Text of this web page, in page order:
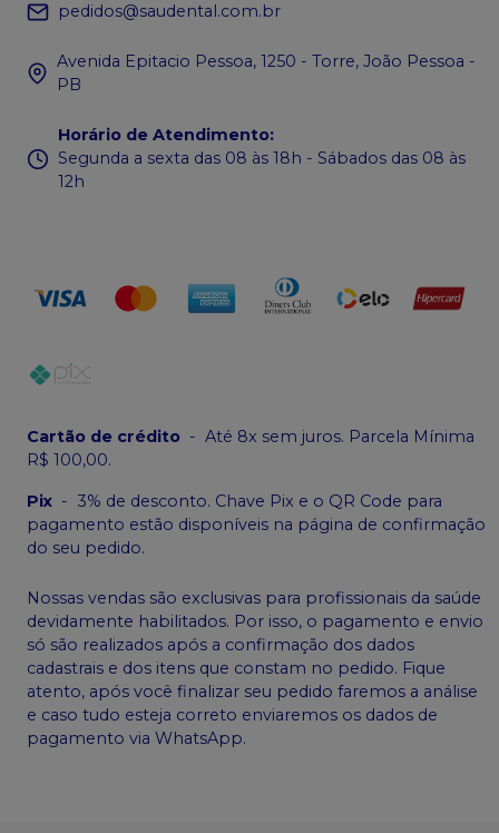
pedidos@saudental.com.br
Avenida Epitacio Pessoa, 1250 - Torre, João Pessoa -
PB
Horário de Atendimento:
Segunda a sexta das 08 às 18h - Sábados das 08 às
12h
Cartão de crédito - Até 8x sem juros. Parcela Mínima
R$ 100,00.
Pix - 3% de desconto. Chave Pix e o QR Code para
pagamento estão disponíveis na página de confirmação
do seu pedido.
Nossas vendas são exclusivas para profissionais da saúde
devidamente habilitados. Por isso, o pagamento e envio
só são realizados após a confirmação dos dados
cadastrais e dos itens que constam no pedido. Fique
atento, após você finalizar seu pedido faremos a análise
e caso tudo esteja correto enviaremos os dados de
pagamento via WhatsApp.